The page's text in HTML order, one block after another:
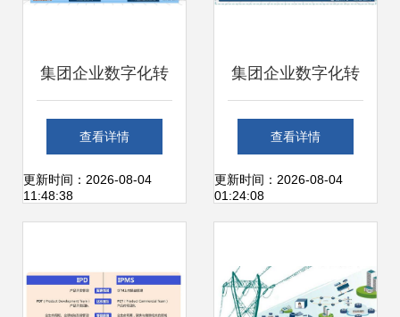
集团企业数字化转
型蓝图规划及顶层
设计建设实施方案
实施的全方位路径
查看详情
更新时间：2026-08-04
11:48:38
集团企业数字化转
型蓝图规划及顶层
设计建设实施方案
实施的全方位路径
查看详情
更新时间：2026-08-04
01:24:08